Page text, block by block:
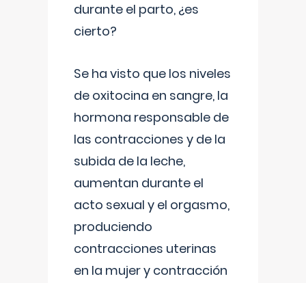
durante el parto, ¿es
cierto?
Se ha visto que los niveles
de oxitocina en sangre, la
hormona responsable de
las contracciones y de la
subida de la leche,
aumentan durante el
acto sexual y el orgasmo,
produciendo
contracciones uterinas
en la mujer y contracción